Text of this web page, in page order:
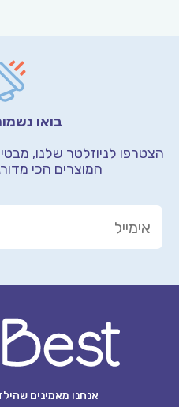
בואו
הצטרפו לניוזלטר שלנו,
המוצרים הכי
אנחנו מאמינים